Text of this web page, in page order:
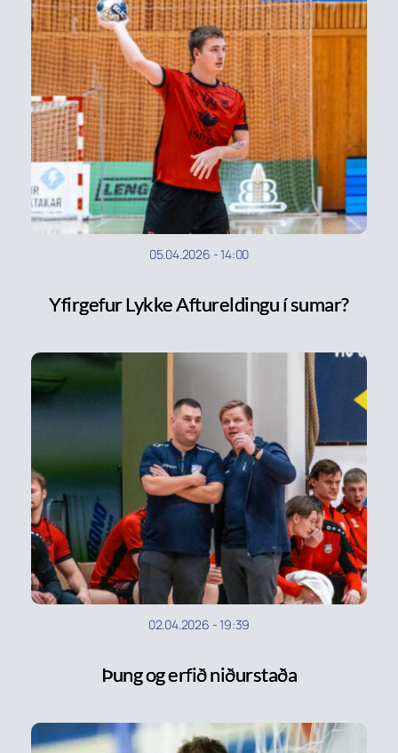
05.04.2026 -14:00
Yfirgefur Lykke Aftureldingu í sumar?
02.04.2026 -19:39
Þung og erfið niðurstaða